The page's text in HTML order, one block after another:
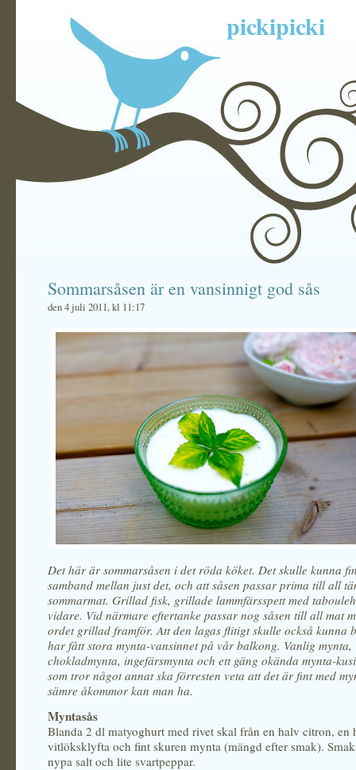
pickipicki
Sommarsåsen är en vansinnigt god sås
den 4 juli 2011, kl 11:17
Det här är sommarsåsen i det röda köket. Det skulle kunna
samband mellan just det, och att såsen passar prima till all
sommarmat. Grillad fisk, grillade lammfärsspett med
vidare. Vid närmare eftertanke passar nog såsen till all mat
ordet grillad framför. Att den lagas flitigt skulle också kunna
har fått stora mynta-vansinnet på vår balkong. Vanlig mynta,
chokladmynta, ingefärsmynta och ett gäng okända mynta-
som tror något annat ska förresten veta att det är fint med
sämre åkommor kan man ha.
Myntasås
Blanda 2 dl matyoghurt med rivet skal från en halv citron, en
vitlöksklyfta och fint skuren mynta (mängd efter smak).
nypa salt och lite svartpeppar.